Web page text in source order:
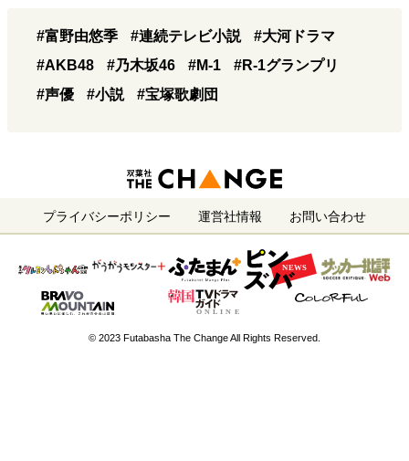
#富野由悠季 #連続テレビ小説
#大河ドラマ
#AKB48
#乃木坂46 #M-1
#R-1グランプリ
#声優
#小説 #宝塚歌劇団
プライバシーポリシー 運営社情報 お問い合わせ
© 2023 Futabasha The Change All Rights Reserved.